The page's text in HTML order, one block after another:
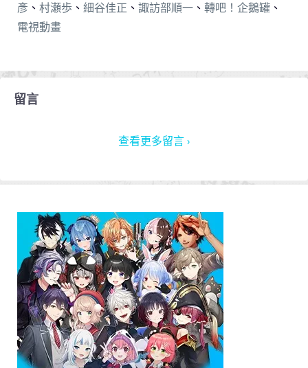
彥 、 村瀬歩 、 細谷佳正 、 諏訪部順一 、 轉吧！企鵝罐 、
電視動畫
留言
查看更多留言 ›